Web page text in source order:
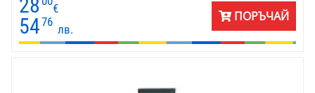
28 €
5476
лв.
ПОРЪЧАЙ